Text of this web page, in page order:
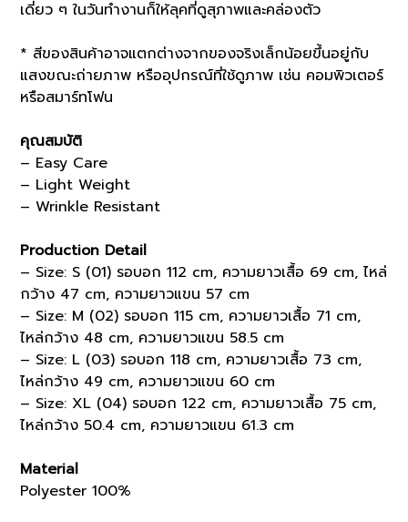
เดี่ยว ๆ ในวันทำงานก็ให้ลุคที่ดูสุภาพและคล่องตัว
* สีของสินค้าอาจแตกต่างจากของจริงเล็กน้อยขึ้นอยู่กับ
แสงขณะถ่ายภาพ หรืออุปกรณ์ที่ใช้ดูภาพ เช่น คอมพิวเตอร์
หรือสมาร์ทโฟน
คุณสมบัติ
– Easy Care
– Light Weight
– Wrinkle Resistant
Production Detail
– Size: S (01) รอบอก 112 cm, ความยาวเสื้อ 69 cm, ไหล่
กว้าง 47 cm, ความยาวแขน 57 cm
– Size: M (02) รอบอก 115 cm, ความยาวเสื้อ 71 cm,
ไหล่กว้าง 48 cm, ความยาวแขน 58.5 cm
– Size: L (03) รอบอก 118 cm, ความยาวเสื้อ 73 cm,
ไหล่กว้าง 49 cm, ความยาวแขน 60 cm
– Size: XL (04) รอบอก 122 cm, ความยาวเสื้อ 75 cm,
ไหล่กว้าง 50.4 cm, ความยาวแขน 61.3 cm
Material
Polyester 100%